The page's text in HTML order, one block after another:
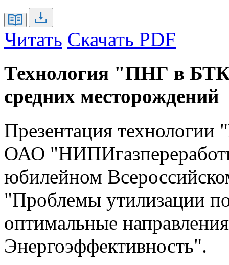
Читать Скачать PDF
Технология "ПНГ в
средних месторождений
Презентация
ОАО
юбилейном
"Проблемы утилизации
оптимальные
Энергоэффективность".